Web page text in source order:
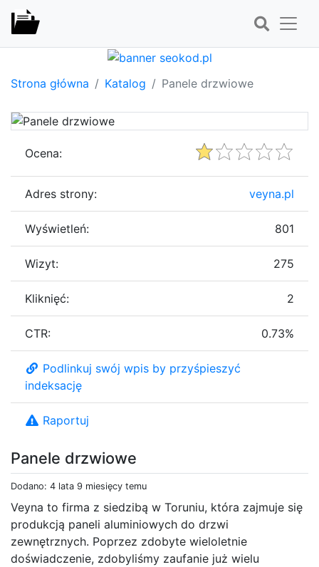
Strona główna Katalog Panele drzwiowe
Panele drzwiowe
Dodano: 4 lata 9 miesięcy temu
Veyna to firma z siedzibą w Toruniu, która zajmuje się
produkcją paneli aluminiowych do drzwi
zewnętrznych. Poprzez zdobyte wieloletnie
doświadczenie, zdobyliśmy zaufanie już wielu
Ocena:
Adres strony: veyna.pl
Wyświetleń: 801
Wizyt: 275
Kliknięć: 2
CTR: 0.73%
Podlinkuj swój wpis by przyśpieszyć
indeksację
Raportuj